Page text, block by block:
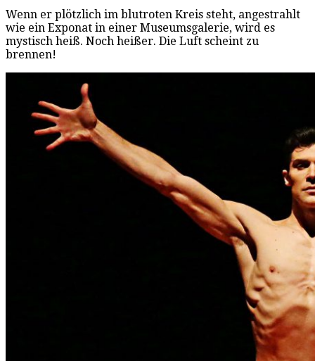
Wenn er plötzlich im blutroten Kreis steht, angestrahlt
wie ein Exponat in einer Museumsgalerie, wird es
mystisch heiß. Noch heißer. Die Luft scheint zu
brennen!